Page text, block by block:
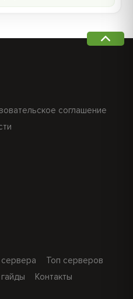
Топ серверов
Контакты
соглашение